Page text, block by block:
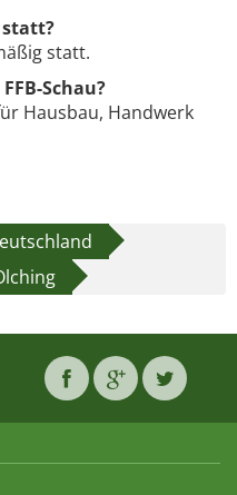
statt?
statt.
Schau?
Hausbau, Handwerk